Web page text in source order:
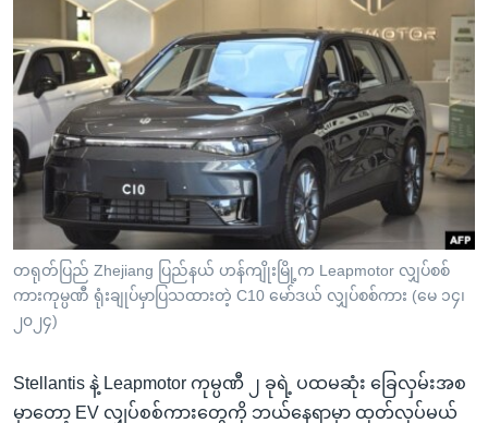
တရုတ်ပြည် Zhejiang ပြည်နယ် ဟန်ကျိုးမြို့က Leapmotor လျှပ်စစ်
ကားကုမ္ပဏီ ရုံးချုပ်မှာပြသထားတဲ့ C10 မော်ဒယ် လျှပ်စစ်ကား (မေ ၁၄၊
၂၀၂၄)
Stellantis နဲ့ Leapmotor ကုမ္ပဏီ ၂ ခုရဲ့ ပထမဆုံး ခြေလှမ်းအစ
မှာတော့ EV လျှပ်စစ်ကားတွေကို ဘယ်နေရာမှာ ထုတ်လုပ်မယ်